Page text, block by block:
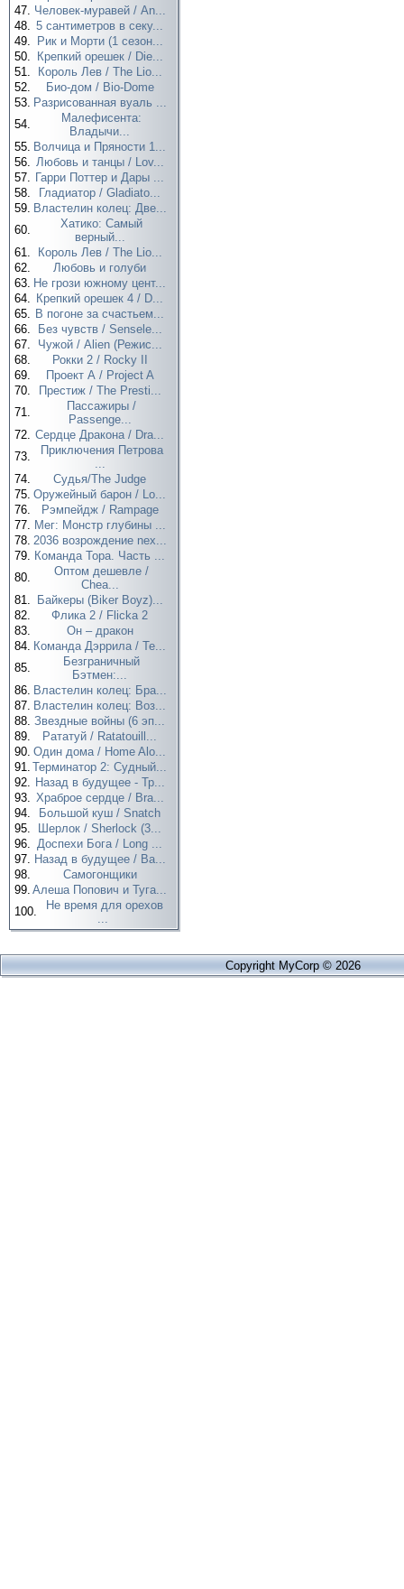
47. Человек-муравей / An...
48. 5 сантиметров в секу...
49.
Рик и Морти (1 сезон...
50.
Крепкий орешек / Die...
51.
Король Лев / The Lio...
52.
Био-дом / Bio-Dome
53. Разрисованная вуаль ...
54.
Малефисента:
Владычи...
55. Волчица и Пряности 1...
56. Любовь и танцы / Lov...
57. Гарри Поттер и Дары ...
58.
Гладиатор / Gladiato...
59. Властелин колец: Две...
60.
Хатико: Самый
верный...
61.
Король Лев / The Lio...
62.
Любовь и голуби
63. Не грози южному цент...
64. Крепкий орешек 4 / D...
65. В погоне за счастьем...
66.
Без чувств / Sensele...
67.
Чужой / Alien (Режис...
68.
Рокки 2 / Rocky II
69.
Проект А / Project A
70.
Престиж / The Presti...
71.
Пассажиры /
Passenge...
72. Сердце Дракона / Dra...
73.
Приключения Петрова
...
74.
Судья/The Judge
75. Оружейный барон / Lo...
76.
Рэмпейдж / Rampage
77. Мег: Монстр глубины ...
78. 2036 возрождение nex...
79. Команда Тора. Часть ...
80.
Оптом дешевле /
Chea...
81.
Байкеры (Biker Boyz)...
82.
Флика 2 / Flicka 2
83.
Он – дракон
84. Команда Дэррила / Te...
85.
Безграничный
Бэтмен:...
86. Властелин колец: Бра...
87. Властелин колец: Воз...
88. Звездные войны (6 эп...
89.
Рататуй / Ratatouill...
90. Один дома / Home Alo...
91. Терминатор 2: Судный...
92. Назад в будущее - Тр...
93. Храброе сердце / Bra...
94.
Большой куш / Snatch
95.
Шерлок / Sherlock (3...
96. Доспехи Бога / Long ...
97. Назад в будущее / Ba...
98.
Самогонщики
99. Алеша Попович и Туга...
100.
Не время для орехов
...
Copyright MyCorp © 2026